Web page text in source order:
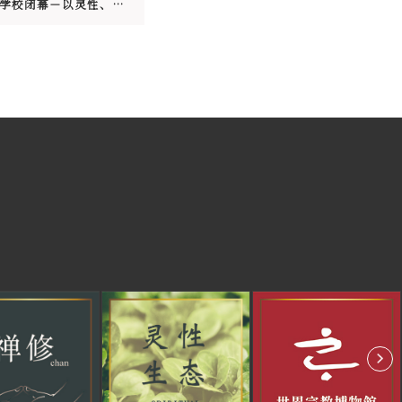
2020冬季学校闭幕－以灵性、生态与科技疗愈地球